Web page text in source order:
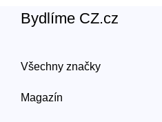
Bydlíme CZ.cz
Všechny značky
Magazín